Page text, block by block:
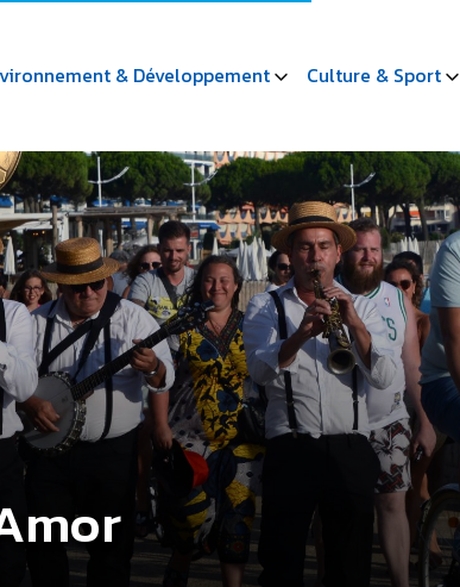
& Développement Culture & Sport